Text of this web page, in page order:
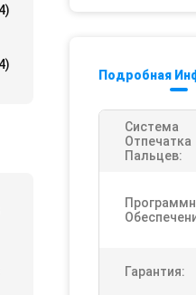
Подробная
Система
Отпечатка
Пальцев:
Гарантия: